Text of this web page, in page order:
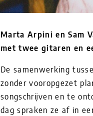
Marta Arpini en Sam
met twee gitaren en
De samenwerking
zonder vooropgezet
songschrijven en te
dag spraken ze af in